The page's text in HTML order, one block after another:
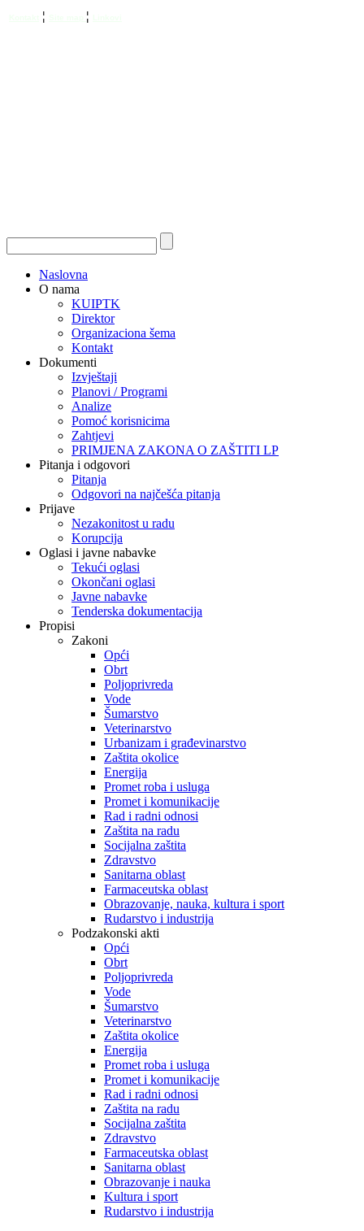
¦ ¦
Naslovna
O nama
KUIPTK
Direktor
Organizaciona šema
Kontakt
Dokumenti
Izvještaji
Planovi / Programi
Analize
Pomoć korisnicima
Zahtjevi
PRIMJENA ZAKONA O ZAŠTITI LP
Pitanja i odgovori
Pitanja
Odgovori na najčešća pitanja
Prijave
Nezakonitost u radu
Korupcija
Oglasi i javne nabavke
Tekući oglasi
Okončani oglasi
Javne nabavke
Tenderska dokumentacija
Propisi
Zakoni
Opći
Obrt
Poljoprivreda
Vode
Šumarstvo
Veterinarstvo
Urbanizam i građevinarstvo
Zaštita okolice
Energija
Promet roba i usluga
Promet i komunikacije
Rad i radni odnosi
Zaštita na radu
Socijalna zaštita
Zdravstvo
Sanitarna oblast
Farmaceutska oblast
Obrazovanje, nauka, kultura i sport
Rudarstvo i industrija
Podzakonski akti
Opći
Obrt
Poljoprivreda
Vode
Šumarstvo
Veterinarstvo
Zaštita okolice
Energija
Promet roba i usluga
Promet i komunikacije
Rad i radni odnosi
Zaštita na radu
Socijalna zaštita
Zdravstvo
Farmaceutska oblast
Sanitarna oblast
Obrazovanje i nauka
Kultura i sport
Rudarstvo i industrija